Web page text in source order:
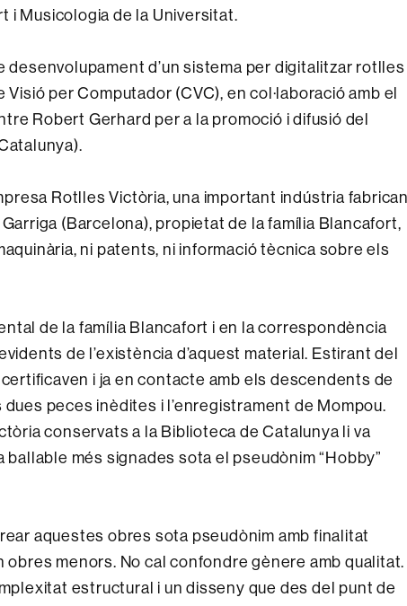
i Musicologia de la Universitat.
desenvolupament d’un sistema per digitalitzar rotlles
per Computador (CVC), en col·laboració amb el
Robert Gerhard per a la promoció i difusió del
Rotlles Victòria, una important indústria
(Barcelona), propietat de la família Blancafort,
ni patents, ni informació tècnica sobre els
de la família Blancafort i en la correspondència
de l’existència d’aquest material. Estirant del
i ja en contacte amb els descendents de
peces inèdites i l’enregistrament de Mompou.
conservats a la Biblioteca de Catalunya li va
més signades sota el pseudònim “Hobby”
aquestes obres sota pseudònim amb finalitat
obres menors. No cal confondre gènere amb qualitat.
estructural i un disseny que des del punt de